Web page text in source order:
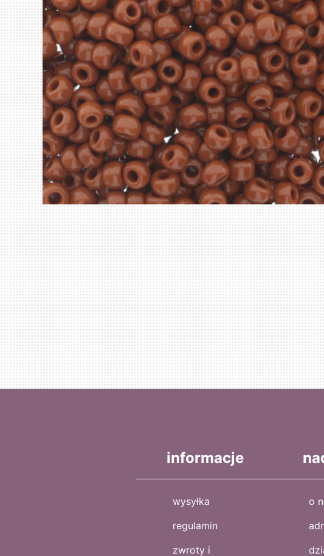
informacje
wysyłka
regulamin
zwroty i
o